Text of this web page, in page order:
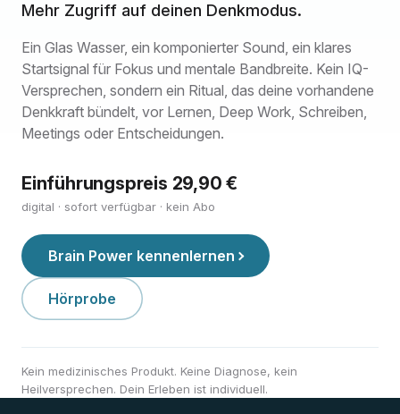
Mehr Zugriff auf deinen Denkmodus.
Ein Glas Wasser, ein komponierter Sound, ein klares
Startsignal für Fokus und mentale Bandbreite. Kein IQ-
Versprechen, sondern ein Ritual, das deine vorhandene
Denkkraft bündelt, vor Lernen, Deep Work, Schreiben,
Meetings oder Entscheidungen.
Einführungspreis 29,90 €
digital · sofort verfügbar · kein Abo
Brain Power kennenlernen
Hörprobe
Kein medizinisches Produkt. Keine Diagnose, kein
Heilversprechen. Dein Erleben ist individuell.